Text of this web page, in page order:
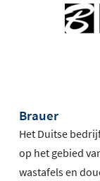
Brauer
Het Duitse
op het gebied
wastafels en